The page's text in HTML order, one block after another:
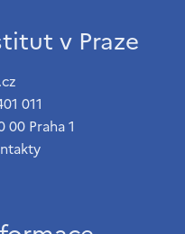
v Praze
011
00 Praha 1